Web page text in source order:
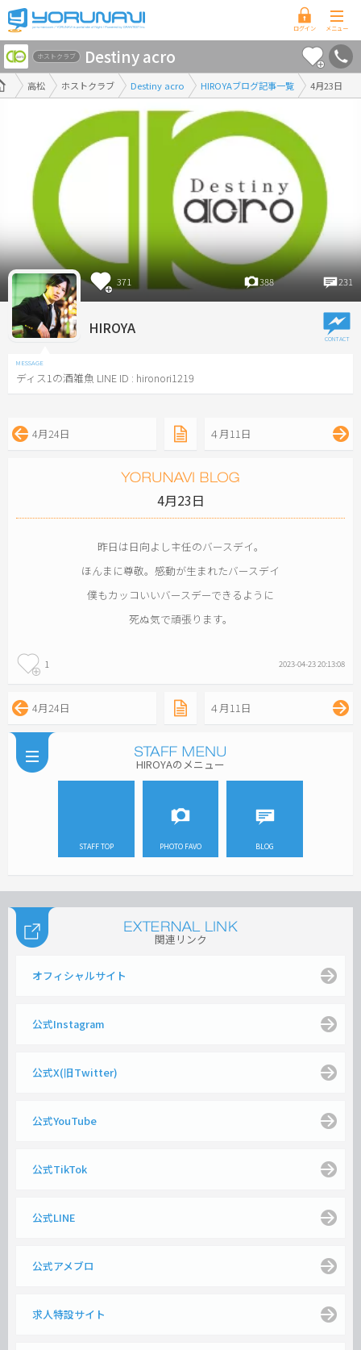
香
川
県
版
高松 ホストクラブ Destiny acro HIROYAブログ記事一覧 4月23日
ホストクラブ Destiny acro
371 388 231
HIROYA
ディス1の酒雑魚 LINE ID : hironori1219
4月24日 ４月11日
4月23日
昨日は日向よし主任のバースデイ。
ほんまに尊敬。感動が生まれたバースデイ
僕もカッコいいバースデーできるように
死ぬ気で頑張ります。
1 2023-04-23 20:13:08
4月24日 ４月11日
HIROYAのメニュー
STAFF TOP PHOTO FAVO BLOG
関連リンク
オフィシャルサイト
公式Instagram
公式X(旧Twitter)
公式YouTube
公式TikTok
公式LINE
公式アメブロ
求人特設サイト